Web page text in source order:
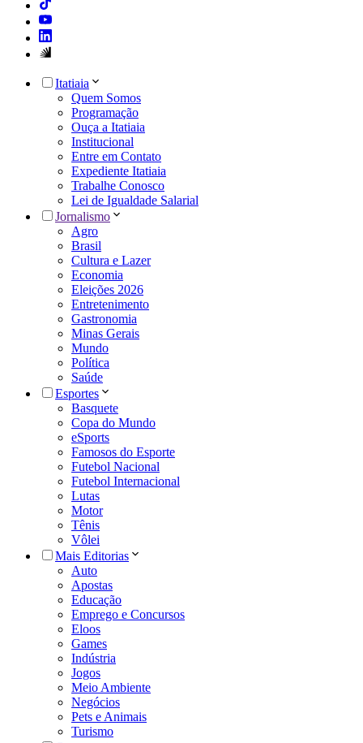
Itatiaia
Quem Somos
Programação
Ouça a Itatiaia
Institucional
Entre em Contato
Expediente Itatiaia
Trabalhe Conosco
Lei de Igualdade Salarial
Jornalismo
Agro
Brasil
Cultura e Lazer
Economia
Eleições 2026
Entretenimento
Gastronomia
Minas Gerais
Mundo
Política
Saúde
Esportes
Basquete
Copa do Mundo
eSports
Famosos do Esporte
Futebol Nacional
Futebol Internacional
Lutas
Motor
Tênis
Vôlei
Mais Editorias
Auto
Apostas
Educação
Emprego e Concursos
Eloos
Games
Indústria
Jogos
Meio Ambiente
Negócios
Pets e Animais
Turismo